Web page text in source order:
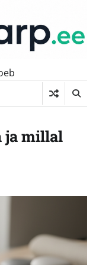
ja millal